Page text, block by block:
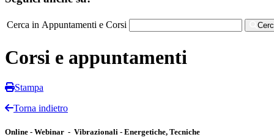
Cerca in Appuntamenti e Corsi
Corsi e appuntamenti
Stampa
Torna indietro
Online - Webinar - Vibrazionali - Energetiche, Tecniche